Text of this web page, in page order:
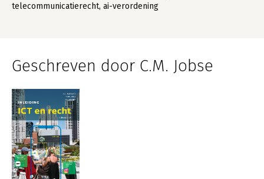
telecommunicatierecht, ai-verordening
Geschreven door C.M. Jobse